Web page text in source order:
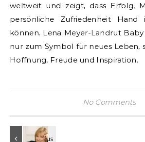
weltweit und zeigt, dass Erfolg,
persönliche Zufriedenheit
können. Lena Meyer-Landrut
nur zum Symbol für neues Leben,
Hoffnung, Freude und Inspiration.
No Comments